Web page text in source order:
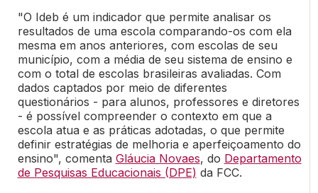
"O Ideb é um indicador que permite analisar os
resultados de uma escola comparando-os com ela
mesma em anos anteriores, com escolas de seu
município, com a média de seu sistema de ensino e
com o total de escolas brasileiras avaliadas. Com
dados captados por meio de diferentes
questionários - para alunos, professores e diretores
- é possível compreender o contexto em que a
escola atua e as práticas adotadas, o que permite
definir estratégias de melhoria e aperfeiçoamento do
ensino", comenta Gláucia Novaes, do Departamento
de Pesquisas Educacionais (DPE) da FCC.